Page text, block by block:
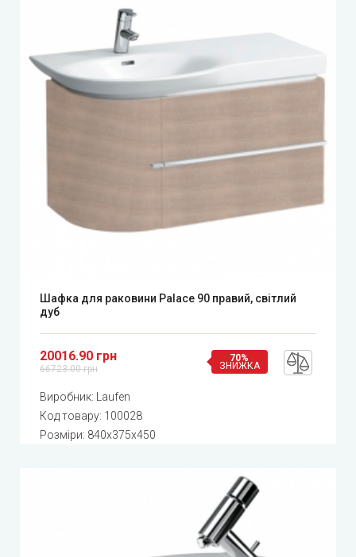
Шафка для раковини Palace 90 правий, світлий
дуб
20016.90 грн
66723.00 грн
70%
ЗНИЖКА
Виробник:
Laufen
Код товару: 100028
Розміри: 840x375x450